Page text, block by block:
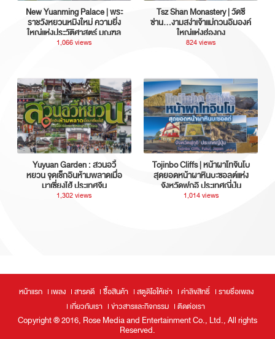
New Yuanming Palace | พระ
ราชวังหยวนหมิงใหม่ ความยิ่ง
ใหญ่แห่งประวัติศาสตร์ มณฑล
กวางตุ้ง ประเทศจีน
1,066 views
Tsz Shan Monastery | วัดซี
ซ่าน…งามสง่าเจ้าแม่กวนอิมองค์
ใหญ่แห่งฮ่องกง
824 views
Yuyuan Garden : สวนอวี้
หยวน จุดเช็กอินห้ามพลาดเมื่อ
มาเซี่ยงไฮ้ ประเทศจีน
1,302 views
Tojinbo Cliffs | หน้าผาโทจินโบ
สุดยอดหน้าผาหินบะซอลต์แห่ง
จังหวัดฟุกุอิ ประเทศญี่ปุ่น
1,014 views
หน้าแรก เพลง สารคดี ซื้อสินค้า สตูดิโอให้เช่า ค่าลิขสิทธิ์
รายชื่อเพลง
เกี่ยวกับเรา
ข่าวสารและกิจกรรม ติดต่อเรา
Copyright ® 2016, Rose Media and Entertainment Co., Ltd., All rights
Reserved.